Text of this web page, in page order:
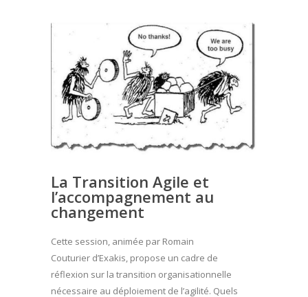
La Transition Agile et
l’accompagnement au
changement
Cette session, animée par Romain
Couturier d’Exakis, propose un cadre de
réflexion sur la transition organisationnelle
nécessaire au déploiement de l’agilité. Quels